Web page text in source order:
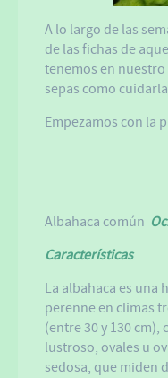
A lo largo de las
de las fichas de
tenemos en
sepas como
Empezamos con la
Albahaca común
Características
La albahaca es una
perenne en climas
(entre 30 y 130
lustroso, ovales u
sedosa, que miden